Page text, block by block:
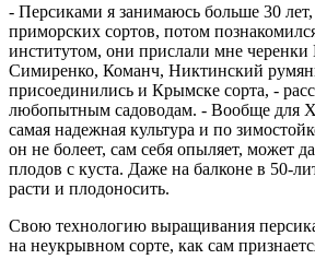
- Персиками я занимаюсь больше 30
приморских сортов, потом
институтом, они прислали мне черенки
Симиренко, Команч, Никтинский
присоединились и Крымске сорта, -
любопытным садоводам. - Вообще для
самая надежная культура и по
он не болеет, сам себя опыляет, может
плодов с куста. Даже на балконе в 50-
расти и плодоносить.
Свою технологию выращивания
на неукрывном сорте, как сам